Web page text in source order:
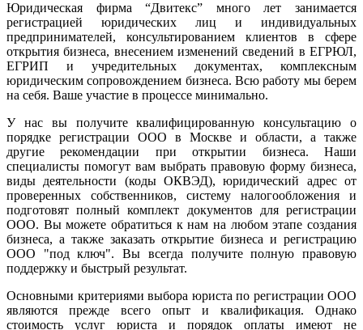
Юридическая фирма “Двитекс” много лет занимается
регистрацией юридических лиц и индивидуальных
предпринимателей, консультированием клиентов в сфере
открытия бизнеса, внесением изменений сведений в ЕГРЮЛ,
ЕГРИП и учредительных документах, комплексным
юридическим сопровождением бизнеса. Всю работу мы берем
на себя. Ваше участие в процессе минимально.
У нас вы получите квалифицированную консультацию о
порядке регистрации ООО в Москве и области, а также
другие рекомендации при открытии бизнеса. Наши
специалисты помогут вам выбрать правовую форму бизнеса,
виды деятельности (коды ОКВЭД), юридический адрес от
проверенных собственников, систему налогообложения и
подготовят полный комплект документов для регистрации
ООО. Вы можете обратиться к нам на любом этапе создания
бизнеса, а также заказать открытие бизнеса и регистрацию
ООО "под ключ". Вы всегда получите полную правовую
поддержку и быстрый результат.
Основными критериями выбора юриста по регистрации ООО
являются прежде всего опыт и квалификация. Однако
стоимость услуг юриста и порядок оплаты имеют не